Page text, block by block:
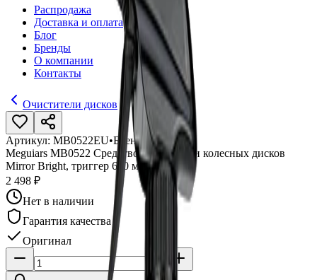
Распродажа
Доставка и оплата
Блог
Бренды
О компании
Контакты
Очистители дисков
Артикул: MB0522EU•Бренд:
Meguiars
Meguiars MB0522 Средство для очистки колесных дисков
Mirror Bright, триггер 650 мл
2 498 ₽
Нет в наличии
Гарантия качества
Оригинал